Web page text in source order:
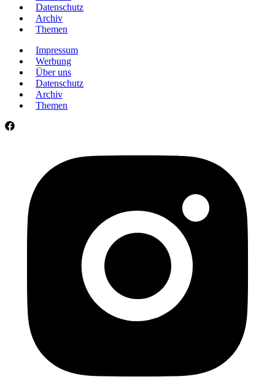
Datenschutz
Archiv
Themen
Impressum
Werbung
Über uns
Datenschutz
Archiv
Themen